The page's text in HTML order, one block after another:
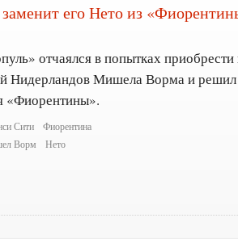
его Нето из
отчаялся в попытках
Нидерландов Мишела Ворма и решил
«Фиорентины».
Сити
Фиорентина
Ворм
Нето